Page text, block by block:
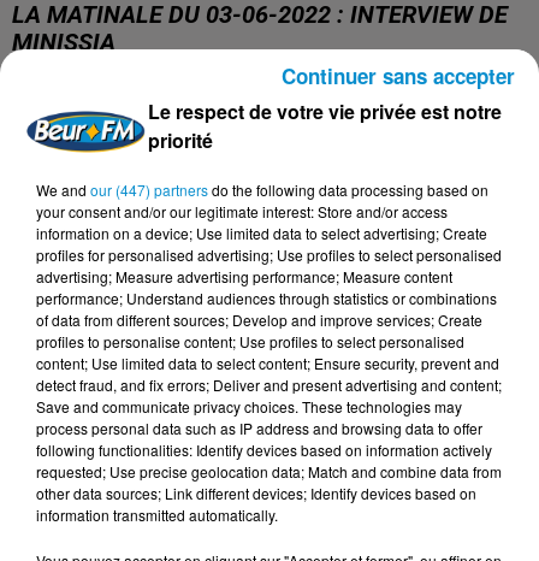
LA MATINALE DU 03-06-2022 : INTERVIEW DE
MINISSIA
Le meilleur pour se réveiller du bon pied !
DERNIERS PODCASTS
24 juillet 2026
Les Zinformés - 24/07/26
Le respect de votre vie privée est notre
priorité
We and our (447) partnersdo the following data processing based on
your consent and/or our legitimate interest: Store and/or access
information on a device; Use limited data to select advertising; Create
profiles for personalised advertising; Use profiles to select personalised
advertising; Measure advertising performance; Measure content
performance; Understand audiences through statistics or combinations
of data from different sources; Develop and improve services; Create
profiles to personalise content; Use profiles to select personalised
content; Use limited data to select content; Ensure security, prevent and
detect fraud, and fix errors; Deliver and present advertising and content;
Save and communicate privacy choices. These technologies may
process personal data such as IP address and browsing data to offer
following functionalities: Identify devices based on information actively
requested; Use precise geolocation data; Match and combine data from
other data sources; Link different devices; Identify devices based on
information transmitted automatically.
Continuer sans accepter